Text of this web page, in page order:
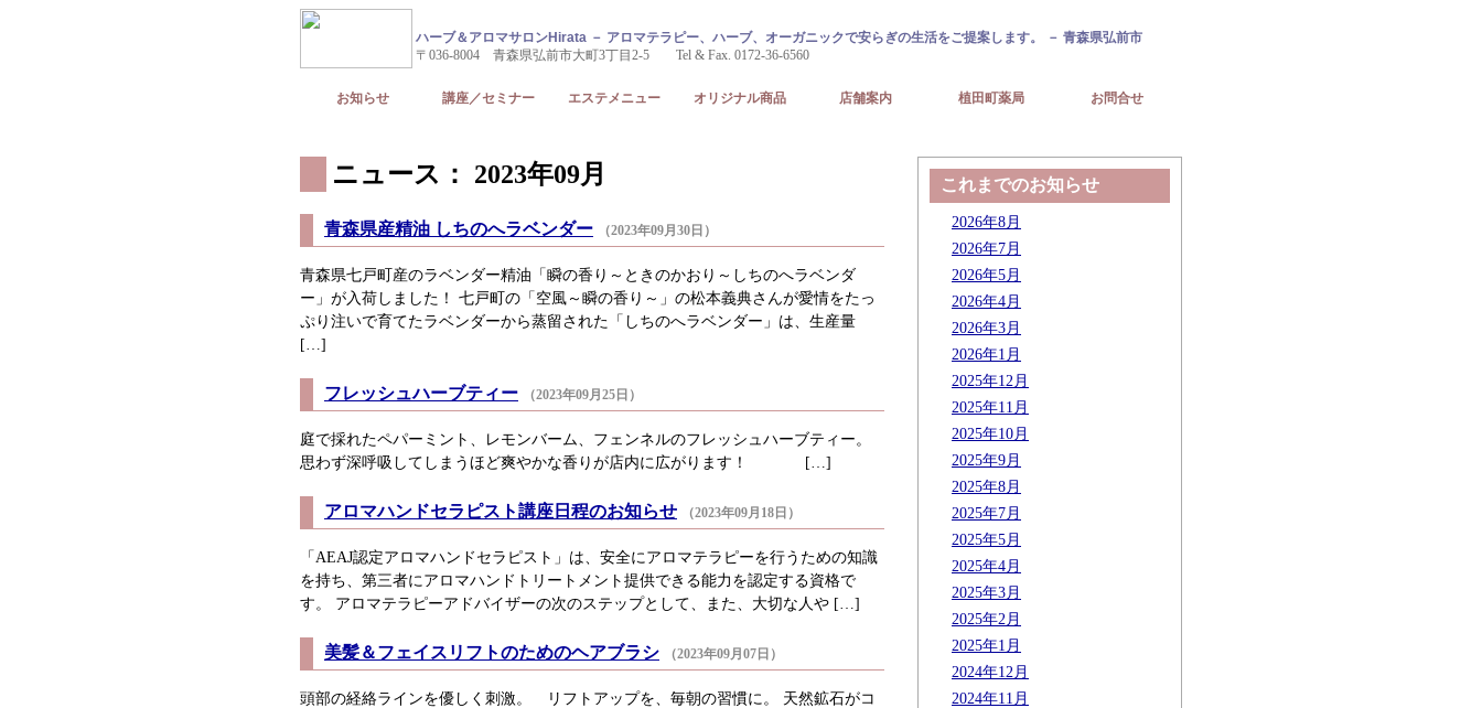
ハーブ＆アロマサロンHirata － アロマテラピー、ハーブ、オーガニックで安らぎの生活をご提案します。 － 青森県弘前市
〒036-8004 青森県弘前市大町3丁目2-5 Tel & Fax. 0172-36-6560
お知らせ 講座／セミナー エステメニュー オリジナル商品 店舗案内 植田町薬局 お問合せ
ニュース： 2023年09月
青森県産精油 しちのへラベンダー （2023年09月30日）
青森県七戸町産のラベンダー精油「瞬の香り～ときのかおり～しちのへラベンダ
ー」が入荷しました！ 七戸町の「空風～瞬の香り～」の松本義典さんが愛情をたっ
ぷり注いで育てたラベンダーから蒸留された「しちのへラベンダー」は、生産量
[…]
フレッシュハーブティー （2023年09月25日）
庭で採れたペパーミント、レモンバーム、フェンネルのフレッシュハーブティー。
思わず深呼吸してしまうほど爽やかな香りが店内に広がります！ […]
アロマハンドセラピスト講座日程のお知らせ （2023年09月18日）
「AEAJ認定アロマハンドセラピスト」は、安全にアロマテラピーを行うための知識
を持ち、第三者にアロマハンドトリートメント提供できる能力を認定する資格で
す。 アロマテラピーアドバイザーの次のステップとして、また、大切な人や […]
美髪＆フェイスリフトのためのヘアブラシ （2023年09月07日）
頭部の経絡ラインを優しく刺激。 リフトアップを、毎朝の習慣に。 天然鉱石がコ
これまでのお知らせ
2026年8月
2026年7月
2026年5月
2026年4月
2026年3月
2026年1月
2025年12月
2025年11月
2025年10月
2025年9月
2025年8月
2025年7月
2025年5月
2025年4月
2025年3月
2025年2月
2025年1月
2024年12月
2024年11月